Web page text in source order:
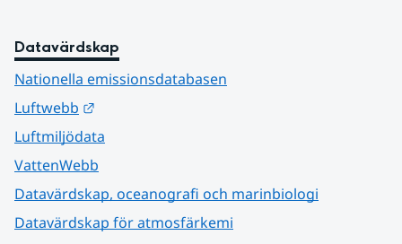
Datavärdskap
Nationella emissionsdatabasen
Luftwebb
Luftmiljödata
VattenWebb
Datavärdskap, oceanografi och marinbiologi
Datavärdskap för atmosfärkemi